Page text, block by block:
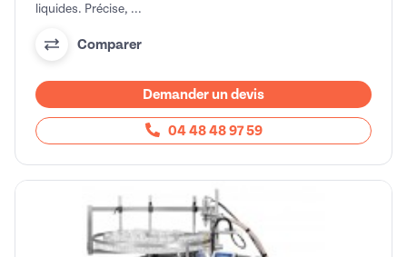
liquides. Précise, ...
Comparer
Demander un devis
04 48 48 97 59